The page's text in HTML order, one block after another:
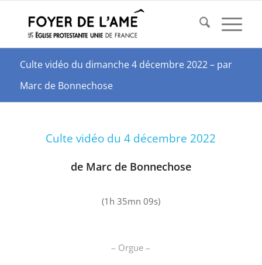
Culte vidéo du dimanche 4 décembre 2022 – par
Marc de Bonnechose
Culte vidéo du 4 décembre 2022
de Marc de Bonnechose
(1h 35mn 09s)
– Orgue –